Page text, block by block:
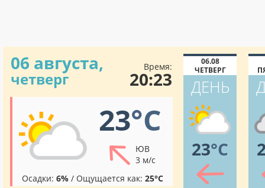
06 августа,
четверг
Время:
20:23
23°C
ЮВ
3 м/с
Осадки: 6% / Ощущается как: 25°C
06.08
ЧЕТВЕРГ
ДЕНЬ
23°C